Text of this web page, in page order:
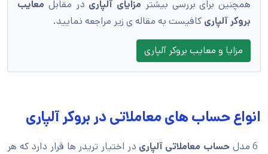
همچنین برای بررسی بیشتر مزایای آلپاری در مقابل معایب
بروکر آلپاری کافیست به مقاله ی زیر مراجعه نمایید.
مزایا و معایب بروکر آلپاری
انواع حساب های معاملاتی در بروکر آلپاری
حساب معاملاتی آلپاری در اختیار تریدر ها قرار دارد که هر